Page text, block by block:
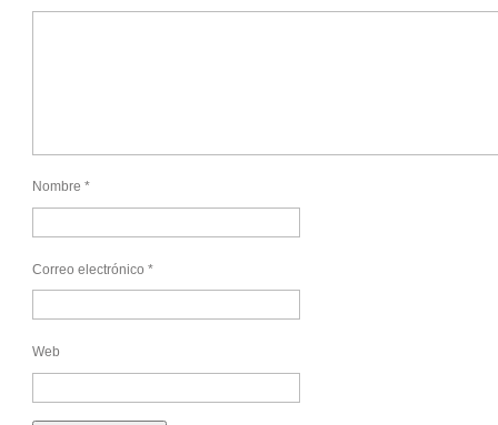
Nombre *
Correo electrónico *
Web